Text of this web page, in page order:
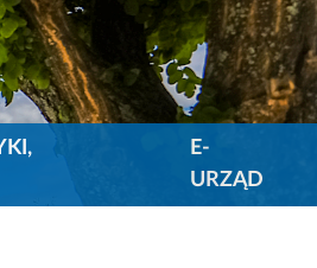
E-
URZĄD